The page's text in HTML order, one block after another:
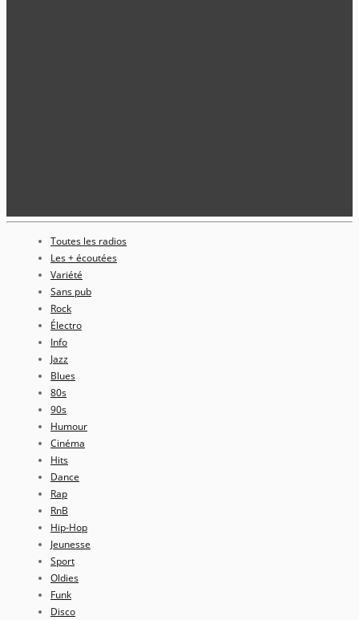
Toutes les radios
Les + écoutées
Variété
Sans pub
Rock
Électro
Info
Jazz
Blues
80s
90s
Humour
Cinéma
Hits
Dance
Rap
RnB
Hip-Hop
Jeunesse
Sport
Oldies
Funk
Disco